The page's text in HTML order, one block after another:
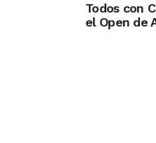
Todos con
el Open de